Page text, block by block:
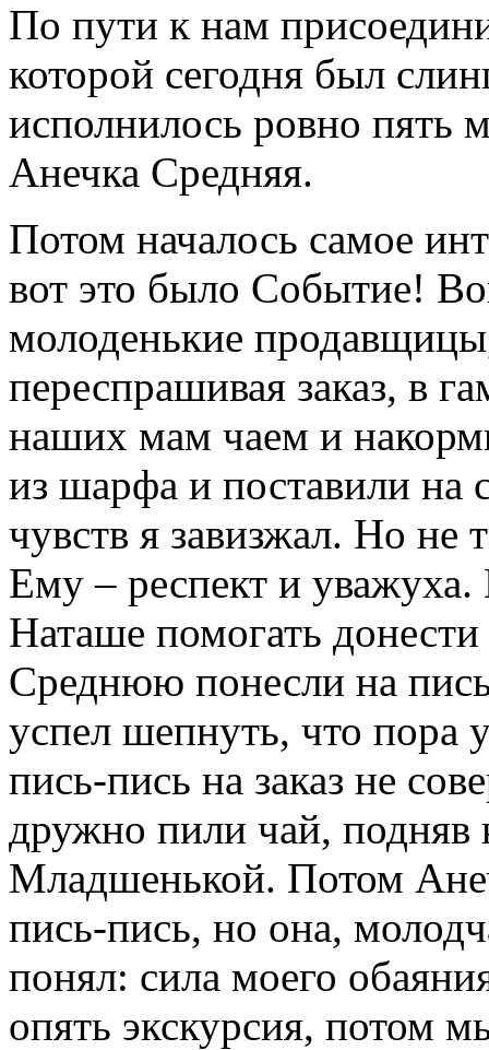
По пути к нам
которой сегодня был
исполнилось ровно пять
Анечка Средняя.
Потом началось самое
вот это было Событие!
молоденькие
переспрашивая заказ, в
наших мам чаем и
из шарфа и поставили на
чувств я завизжал. Но не
Ему – респект и
Наташе помогать донести
Среднюю понесли на
успел шепнуть, что пора
пись-пись на заказ не
дружно пили чай, подняв
Младшенькой. Потом
пись-пись, но она,
понял: сила моего
опять экскурсия, потом